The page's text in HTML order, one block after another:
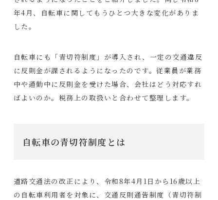
年4月、自転車に関してもうひとつ大きな変化がありま
した。
自転車にも「青切符制度」が導入され、一定の交通違反
に反則金が課されるようになったのです。従業員が業務
中や通勤中に反則金を受けた場合、会社はどう対応すれ
ばよいのか。税務上の取扱いと合わせて整理します。
自転車の青切符制度とは
道路交通法の改正により、令和8年4月1日から16歳以上
の自転車利用者を対象に、交通反則通告制度（青切符制